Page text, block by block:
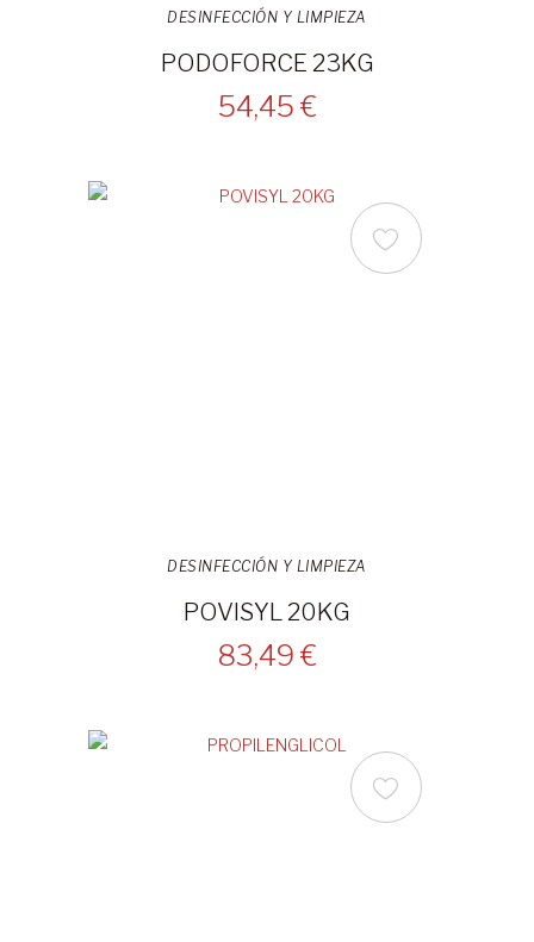
DESINFECCIÓN Y LIMPIEZA
PODOFORCE 23KG
54,45 €
DESINFECCIÓN Y LIMPIEZA
POVISYL 20KG
83,49 €